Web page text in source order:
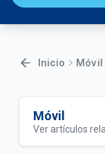
Inicio Móvil
Móvil
Ver artículos